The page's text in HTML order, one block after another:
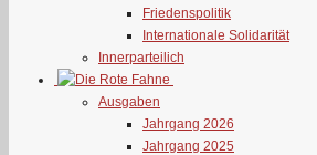
Friedenspolitik
Internationale Solidarität
Innerparteilich
Ausgaben
Jahrgang 2026
Jahrgang 2025